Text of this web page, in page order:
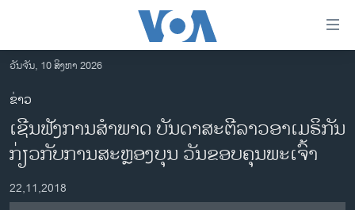
ເຂົ້າ
ຫາ
ຂ້າມ
ຂ້າມ
ຂ້າມ
ໄປ
ຫາ
ຊອກ
ອາເມຣິກາ
ການເລືອກຕັ້ງ ປະທານາທີບໍດີ ສະຫະລັດ 2024
ຂ່າວ​ຈີນ
ວັນຈັນ, 10 ສິງຫາ 2026
ຂ່າວ
ເຊີນ​ຟັງ​ການ​ສຳ​ພາດ ​ບັນ​ດາ​ສະ​ຕີ​ລາວ​ອາ​ເມ​ຣິ​ກັນ
ກ່ຽວ​ກັບການ​ສະ​ຫຼອງ​ບຸນ ວັນ​ຂອບ​ຄຸນ​ພະ​ເຈົ້າ
22,11,2018